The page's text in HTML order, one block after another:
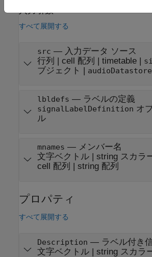
すべて展開する
src — 入力データ ソース
行列 | cell 配列 | timetable|
ブジェクト | audioDatastore
lbldefs — ラベルの定義
signalLabelDefinition オ
ル
mnames — メンバー名
文字ベクトル| string スカラ
cell 配列
string 配列
プロパティ
すべて展開する
Description — ラベル付き
文字ベクトル| string スカラ